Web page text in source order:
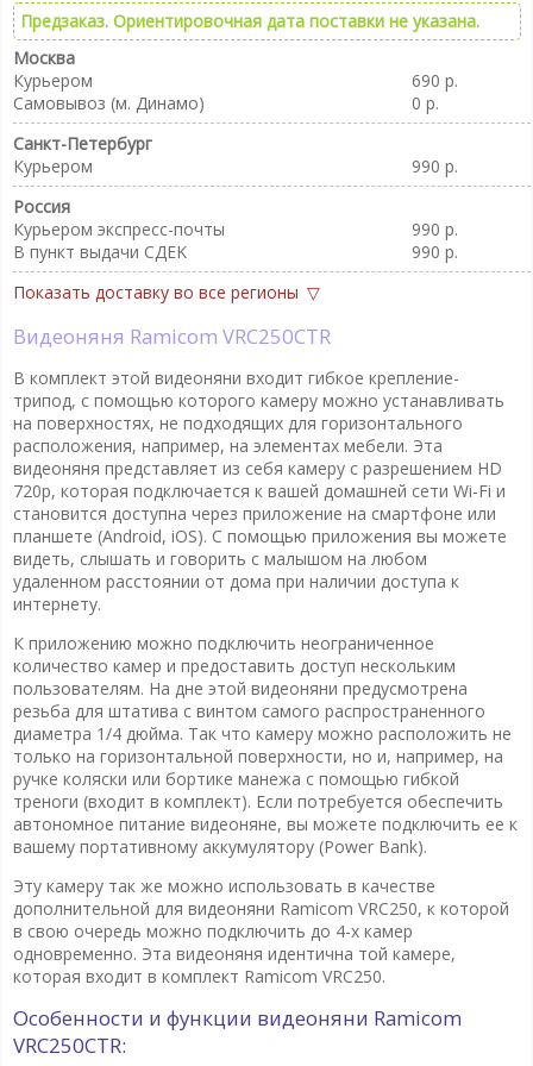
Предзаказ. Ориентировочная дата поставки не указана.
Москва
Курьером
690 р.
Самовывоз (м. Динамо)
0 р.
Санкт-Петербург
Курьером
990 р.
Россия
Курьером экспресс-почты
990 р.
В пункт выдачи CДEK
990 р.
Показать доставку во все регионы
Видеоняня Ramicom VRC250CTR
В комплект этой видеоняни входит гибкое крепление-
трипод, с помощью которого камеру можно устанавливать
на поверхностях, не подходящих для горизонтального
расположения, например, на элементах мебели. Эта
видеоняня представляет из себя камеру с разрешением HD
720p, которая подключается к вашей домашней сети Wi-Fi и
становится доступна через приложение на смартфоне или
планшете (Android, iOS). С помощью приложения вы можете
видеть, слышать и говорить с малышом на любом
удаленном расстоянии от дома при наличии доступа к
интернету.
К приложению можно подключить неограниченное
количество камер и предоставить доступ нескольким
пользователям. На дне этой видеоняни предусмотрена
резьба для штатива с винтом самого распространенного
диаметра 1/4 дюйма. Так что камеру можно расположить не
только на горизонтальной поверхности, но и, например, на
ручке коляски или бортике манежа с помощью гибкой
треноги (входит в комплект). Если потребуется обеспечить
автономное питание видеоняне, вы можете подключить ее к
вашему портативному аккумулятору (Power Bank).
Эту камеру так же можно использовать в качестве
дополнительной для видеоняни Ramicom VRC250, к которой
в свою очередь можно подключить до 4-х камер
одновременно. Эта видеоняня идентична той камере,
которая входит в комплект Ramicom VRC250.
Особенности и функции видеоняни Ramicom
VRC250CTR: